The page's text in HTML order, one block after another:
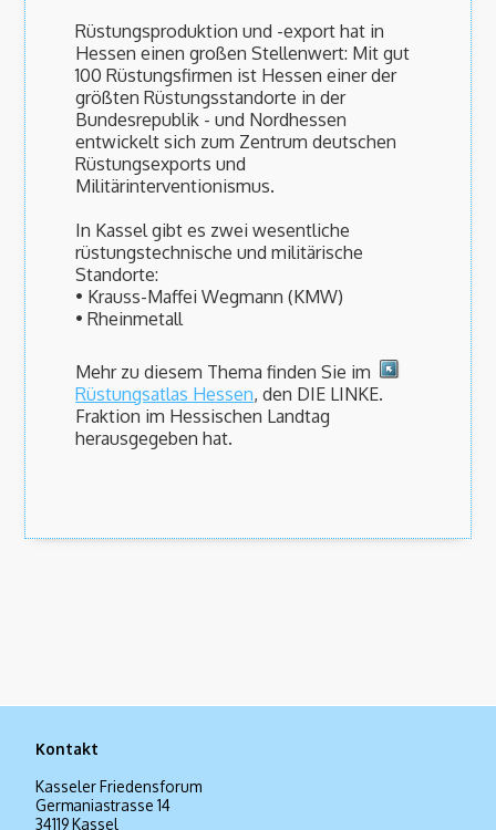
Rüstungsproduktion und -export hat in
Hessen einen großen Stellenwert: Mit gut
100 Rüstungsfirmen ist Hessen einer der
größten Rüstungsstandorte in der
Bundesrepublik - und Nordhessen
entwickelt sich zum Zentrum deutschen
Rüstungsexports und
Militärinterventionismus.
In Kassel gibt es zwei wesentliche
rüstungstechnische und militärische
Standorte:
• Krauss-Maffei Wegmann (KMW)
• Rheinmetall
Mehr zu diesem Thema finden Sie im
Rüstungsatlas Hessen, den DIE LINKE.
Fraktion im Hessischen Landtag
herausgegeben hat.
Kontakt
Kasseler Friedensforum
Germaniastrasse 14
34119 Kassel